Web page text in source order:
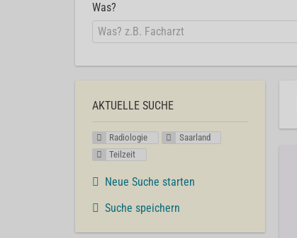
Was?
AKTUELLE SUCHE
Radiologie
Saarland
Teilzeit
Neue Suche starten
Suche speichern